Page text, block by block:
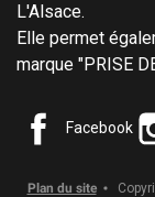
L'Alsace.
Elle permet
marque "PRISE
Facebook
Plan du site